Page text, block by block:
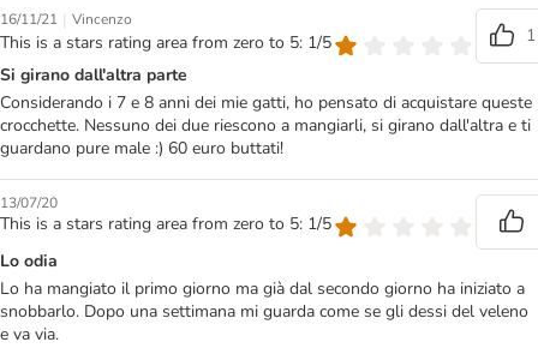
16/11/21 | Vincenzo
This is a stars rating area from zero to 5: 1/5
1
Si girano dall'altra parte
Considerando i 7 e 8 anni dei mie gatti, ho pensato di acquistare queste
crocchette. Nessuno dei due riescono a mangiarli, si girano dall'altra e ti
guardano pure male :) 60 euro buttati!
13/07/20
This is a stars rating area from zero to 5: 1/5
Lo odia
Lo ha mangiato il primo giorno ma già dal secondo giorno ha iniziato a
snobbarlo. Dopo una settimana mi guarda come se gli dessi del veleno
e va via.